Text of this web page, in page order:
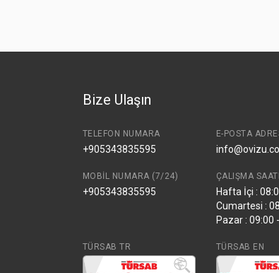
Bize Ulaşın
TELEFON NUMARA
+905343835595
E-POSTA
MOBIL NUMARA (7/24)
+905343835595
ÇALIŞMA
Hafta İçi :
Cumartesi :
Pazar : 09:00
TÜRSAB TR TÜRSAB EN